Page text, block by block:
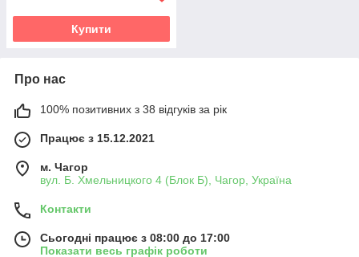
Купити
Про нас
100% позитивних з 38 відгуків за рік
Працює з 15.12.2021
м. Чагор
вул. Б. Хмельницкого 4 (Блок Б), Чагор, Україна
Контакти
Сьогодні працює з 08:00 до 17:00
Показати весь графік роботи